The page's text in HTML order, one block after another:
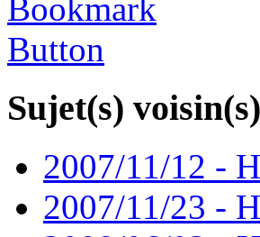
Sujet(s) voisin(s)
2007/11/12 -
2007/11/23 -